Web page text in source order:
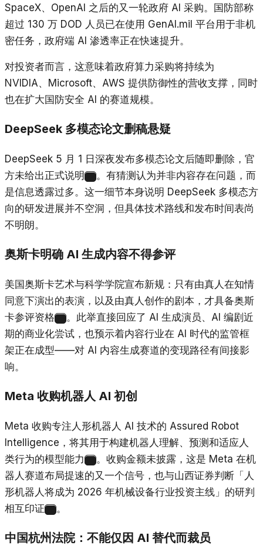
SpaceX、OpenAI 之后的又一轮政府 AI 采购。国防部称
超过 130 万 DOD 人员已在使用 GenAI.mil 平台用于非机
密任务，政府端 AI 渗透率正在快速提升。
对投资者而言，这意味着政府算力采购将持续为
NVIDIA、Microsoft、AWS 提供防御性的营收支撑，同时
也在扩大国防安全 AI 的赛道规模。
DeepSeek 多模态论文删稿悬疑
DeepSeek 5 月 1 日深夜发布多模态论文后随即删除，官
方未给出正式说明
。有猜测认为并非内容存在问题，而
是信息透露过多。这一细节本身说明 DeepSeek 多模态方
向的研发进展并不空洞，但具体技术路线和发布时间表尚
不明朗。
奥斯卡明确 AI 生成内容不得参评
美国奥斯卡艺术与科学学院宣布新规：只有由真人在知情
同意下演出的表演，以及由真人创作的剧本，才具备奥斯
卡参评资格
。此举直接回应了 AI 生成演员、AI 编剧近
期的商业化尝试，也预示着内容行业在 AI 时代的监管框
架正在成型——对 AI 内容生成赛道的变现路径有间接影
响。
Meta 收购机器人 AI 初创
Meta 收购专注人形机器人 AI 技术的 Assured Robot
Intelligence，将其用于构建机器人理解、预测和适应人
类行为的模型能力
。收购金额未披露，这是 Meta 在机
器人赛道布局提速的又一个信号，也与山西证券判断「人
形机器人将成为 2026 年机械设备行业投资主线」的研判
相互印证
。
中国杭州法院：不能仅因 AI 替代而裁员